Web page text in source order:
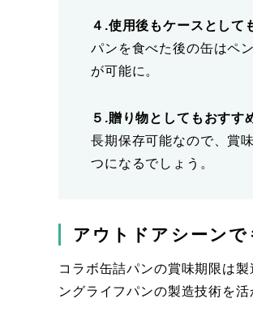
４.使用後もケースとして
パンを食べた後の缶はペ
が可能に。
５.贈り物としてもおすす
長期保存可能なので、賞
つになるでしょう。
アウトドアシーン
コラボ缶詰パンの賞味期限は
ングライフパンの製造技術を活